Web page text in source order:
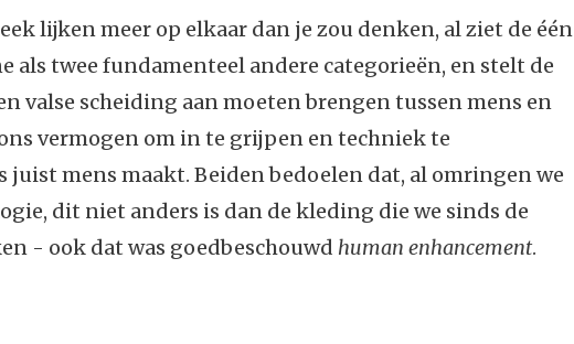
lijken meer op elkaar dan je zou denken, al ziet de één
als twee fundamenteel andere categorieën, en stelt de
valse scheiding aan moeten brengen tussen mens en
vermogen om in te grijpen en techniek te
mens maakt. Beiden bedoelen dat, al omringen we
dit niet anders is dan de kleding die we sinds de
- ook dat was goedbeschouwd human enhancement.